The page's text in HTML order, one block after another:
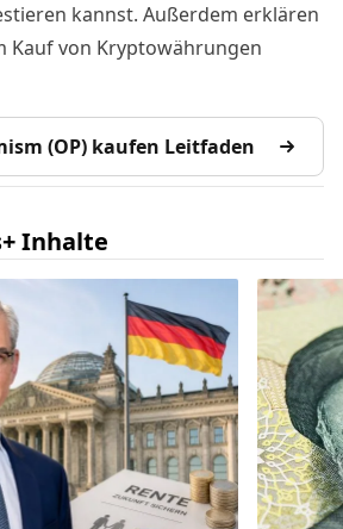
kannst. Außerdem erklären
Kauf von Kryptowährungen
(OP) kaufen Leitfaden
Inhalte